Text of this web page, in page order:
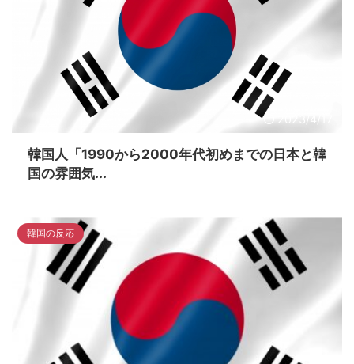
2023/4/17
韓国人「1990から2000年代初めまでの日本と韓
国の雰囲気...
韓国の反応